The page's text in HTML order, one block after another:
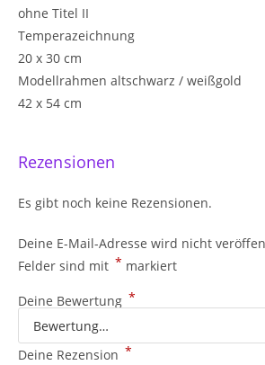
ohne Titel II
Temperazeichnung
20 x 30 cm
Modellrahmen altschwarz / weißgold
42 x 54 cm
Rezensionen
Es gibt noch keine Rezensionen.
Deine E-Mail-Adresse wird nicht
Felder sind mit * markiert
Deine Bewertung *
Deine Rezension *